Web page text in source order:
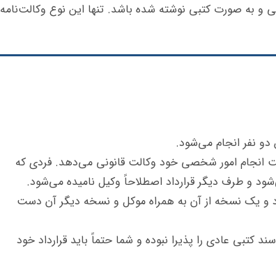
و به صورت کتبی نوشته شده باشد. تنها این نوع وکالت‌‌نامه
دو نفر انجام می‌شود.
انجام امور شخصی خود وکالت قانونی می‌دهد. فردی که
و طرف دیگر قرارداد اصطلاحاً وکیل نامیده می‌شود.
و یک نسخه از آن به همراه موکل و نسخه دیگر آن دست
کتبی عادی را پذیرا نبوده و شما حتماً باید قرارداد خود